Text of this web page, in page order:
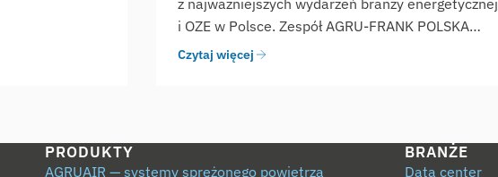
z najważniejszych wydarzeń branży energetycznej
i OZE w Polsce. Zespół AGRU-FRANK POLSKA…
Czytaj więcej
PRODUKTY
AGRUAIR — systemy sprężonego powietrza
BRANŻE
Data center